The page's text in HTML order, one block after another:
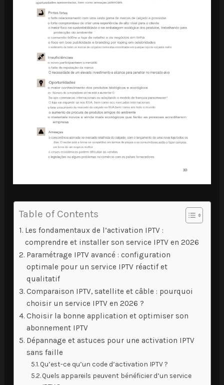
Table of Contents
Les fondamentaux de l’activation IPTV :
comprendre et installer son service IPTV en 2026
Paramétrage IPTV avancé : configuration
optimale pour un service IPTV réactif et
qualitatif
Comparaison IPTV, satellite et câble : pourquoi
choisir un service IPTV en 2026 ?
Choisir la bonne application et optimiser son
abonnement IPTV
Dépannage et astuces pour une activation IPTV
sans faille
Qu’est-ce qu’un code d’activation IPTV ?
Quels appareils peuvent bénéficier d’un service